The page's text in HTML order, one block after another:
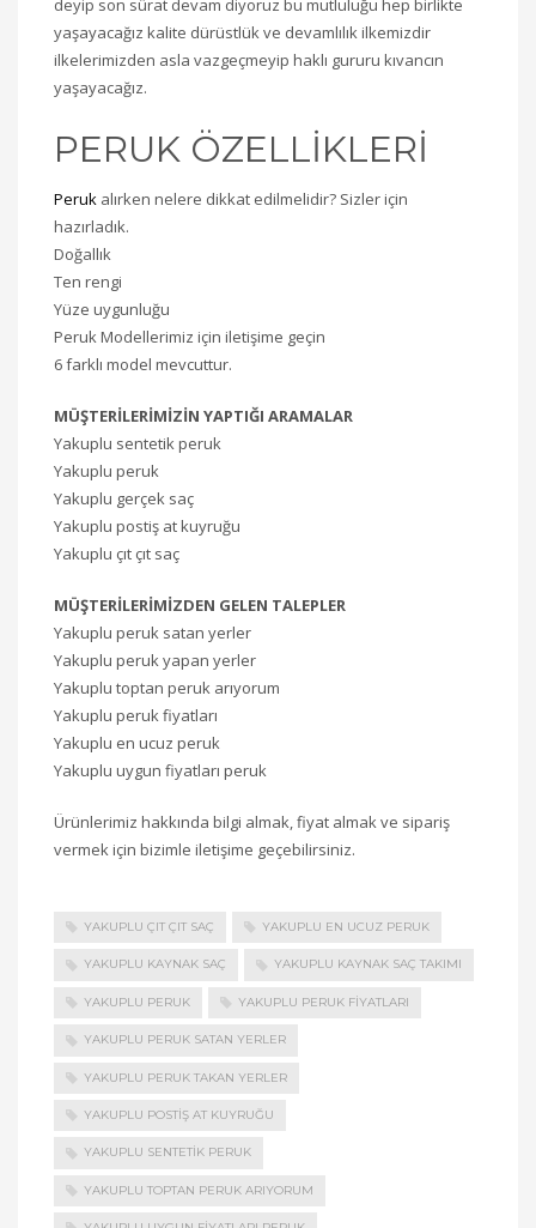
deyip son sürat devam diyoruz bu mutluluğu hep birlikte
yaşayacağız kalite dürüstlük ve devamlılık ilkemizdir
ilkelerimizden asla vazgeçmeyip haklı gururu kıvancın
yaşayacağız.
PERUK ÖZELLİKLERİ
Peruk alırken nelere dikkat edilmelidir? Sizler için
hazırladık.
Doğallık
Ten rengi
Yüze uygunluğu
Peruk Modellerimiz için iletişime geçin
6 farklı model mevcuttur.
MÜŞTERİLERİMİZİN YAPTIĞI ARAMALAR
Yakuplu sentetik peruk
Yakuplu peruk
Yakuplu gerçek saç
Yakuplu postiş at kuyruğu
Yakuplu çıt çıt saç
MÜŞTERİLERİMİZDEN GELEN TALEPLER
Yakuplu peruk satan yerler
Yakuplu peruk yapan yerler
Yakuplu toptan peruk arıyorum
Yakuplu peruk fiyatları
Yakuplu en ucuz peruk
Yakuplu uygun fiyatları peruk
Ürünlerimiz hakkında bilgi almak, fiyat almak ve sipariş
vermek için bizimle iletişime geçebilirsiniz.
YAKUPLU ÇIT ÇIT SAÇ YAKUPLU EN UCUZ PERUK
YAKUPLU KAYNAK SAÇ YAKUPLU KAYNAK SAÇ TAKIMI
YAKUPLU PERUK YAKUPLU PERUK FIYATLARI
YAKUPLU PERUK SATAN YERLER
YAKUPLU PERUK TAKAN YERLER
YAKUPLU POSTIŞ AT KUYRUĞU
YAKUPLU SENTETIK PERUK
YAKUPLU TOPTAN PERUK ARIYORUM